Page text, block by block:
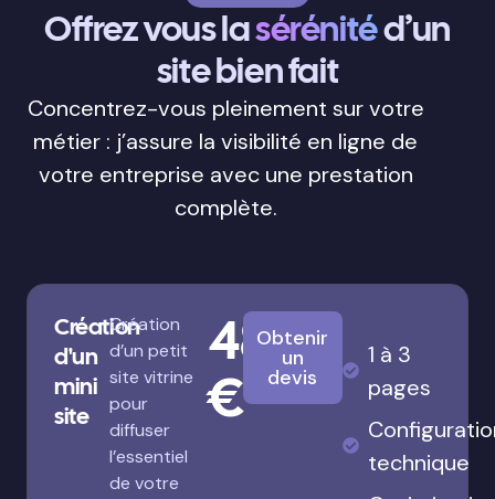
Offrez vous lasérénitéd’un
site bien fait
Concentrez-vous pleinement sur votre
métier : j’assure la visibilité en ligne de
votre entreprise avec une prestation
complète.
Création
d'un
mini
site
Création
d’un petit
site vitrine
pour
diffuser
l’essentiel
de votre
480
€
Obtenir
un
devis
1 à 3
pages
technique